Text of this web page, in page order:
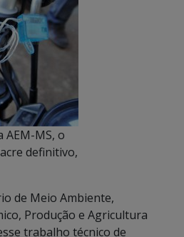
AEM-MS, o
definitivo,
de Meio Ambiente,
Produção e Agricultura
trabalho técnico de